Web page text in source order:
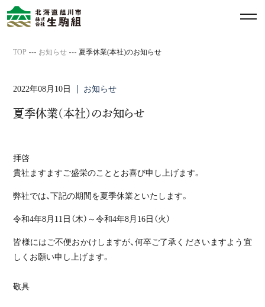
TOP お知らせ 夏季休業(本社)のお知らせ
2022年08月10日 お知らせ
夏季休業(本社)のお知らせ
拝啓
貴社ますますご盛栄のこととお喜び申し上げます。
弊社では、下記の期間を夏季休業といたします。
令和4年8月11日（木）～令和4年8月16日（火）
皆様にはご不便おかけしますが、何卒ご了承くださいますよう宜
しくお願い申し上げます。
敬具